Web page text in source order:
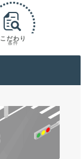
こだわり
条件